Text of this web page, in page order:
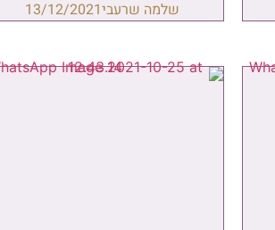
שלמה שרעבי13/12/2021